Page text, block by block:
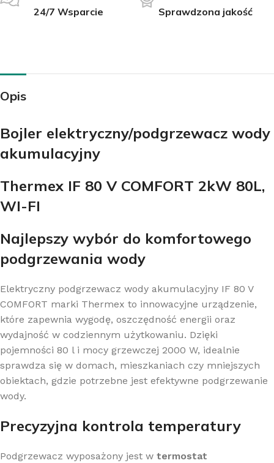
24/7 Wsparcie Sprawdzona jakość
Opis
Bojler elektryczny/podgrzewacz wody
akumulacyjny
Thermex IF 80 V COMFORT 2kW 80L,
WI-FI
Najlepszy wybór do komfortowego
podgrzewania wody
Elektryczny podgrzewacz wody akumulacyjny IF 80 V
COMFORT marki Thermex to innowacyjne urządzenie,
które zapewnia wygodę, oszczędność energii oraz
wydajność w codziennym użytkowaniu. Dzięki
pojemności 80 l i mocy grzewczej 2000 W, idealnie
sprawdza się w domach, mieszkaniach czy mniejszych
obiektach, gdzie potrzebne jest efektywne podgrzewanie
wody.
Precyzyjna kontrola temperatury
Podgrzewacz wyposażony jest w termostat